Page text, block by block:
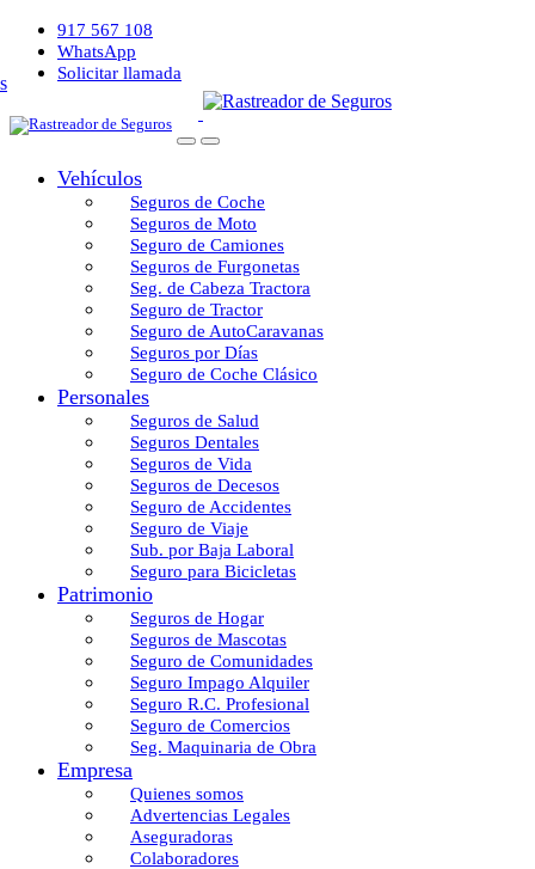
917 567 108
WhatsApp
Solicitar llamada
Vehículos
Seguros de Coche
Seguros de Moto
Seguro de Camiones
Seguros de Furgonetas
Seg. de Cabeza Tractora
Seguro de Tractor
Seguro de AutoCaravanas
Seguros por Días
Seguro de Coche Clásico
Personales
Seguros de Salud
Seguros Dentales
Seguros de Vida
Seguros de Decesos
Seguro de Accidentes
Seguro de Viaje
Sub. por Baja Laboral
Seguro para Bicicletas
Patrimonio
Seguros de Hogar
Seguros de Mascotas
Seguro de Comunidades
Seguro Impago Alquiler
Seguro R.C. Profesional
Seguro de Comercios
Seg. Maquinaria de Obra
Empresa
Quienes somos
Advertencias Legales
Aseguradoras
Colaboradores